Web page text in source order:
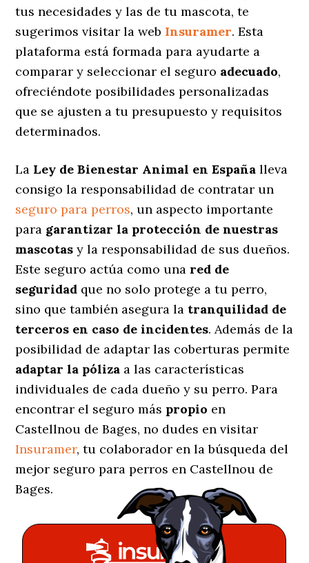
tus necesidades y las de tu mascota, te
sugerimos visitar la web Insuramer. Esta
plataforma está formada para ayudarte a
comparar y seleccionar el seguro adecuado,
ofreciéndote posibilidades personalizadas
que se ajusten a tu presupuesto y requisitos
determinados.
La Ley de Bienestar Animal en España lleva
consigo la responsabilidad de contratar un
seguro para perros, un aspecto importante
para garantizar la protección de nuestras
mascotas y la responsabilidad de sus dueños.
Este seguro actúa como una red de
seguridad que no solo protege a tu perro,
sino que también asegura la tranquilidad de
terceros en caso de incidentes. Además de la
posibilidad de adaptar las coberturas permite
adaptar la póliza a las características
individuales de cada dueño y su perro. Para
encontrar el seguro más propio en
Castellnou de Bages, no dudes en visitar
Insuramer, tu colaborador en la búsqueda del
mejor seguro para perros en Castellnou de
Bages.